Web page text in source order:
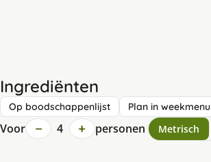
Ingrediënten
Op boodschappenlijst Plan in weekmenu
Voor − 4 + personen Metrisch